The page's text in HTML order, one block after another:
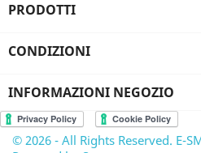
PRODOTTI
CONDIZIONI
INFORMAZIONI NEGOZIO
© 2026 - All Rights Reserved. E-